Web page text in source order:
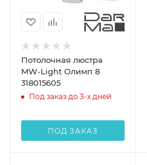
Потолочная люстра
MW-Light Олимп 8
318015605
Под заказ до 3-х дней
ПОД ЗАКАЗ